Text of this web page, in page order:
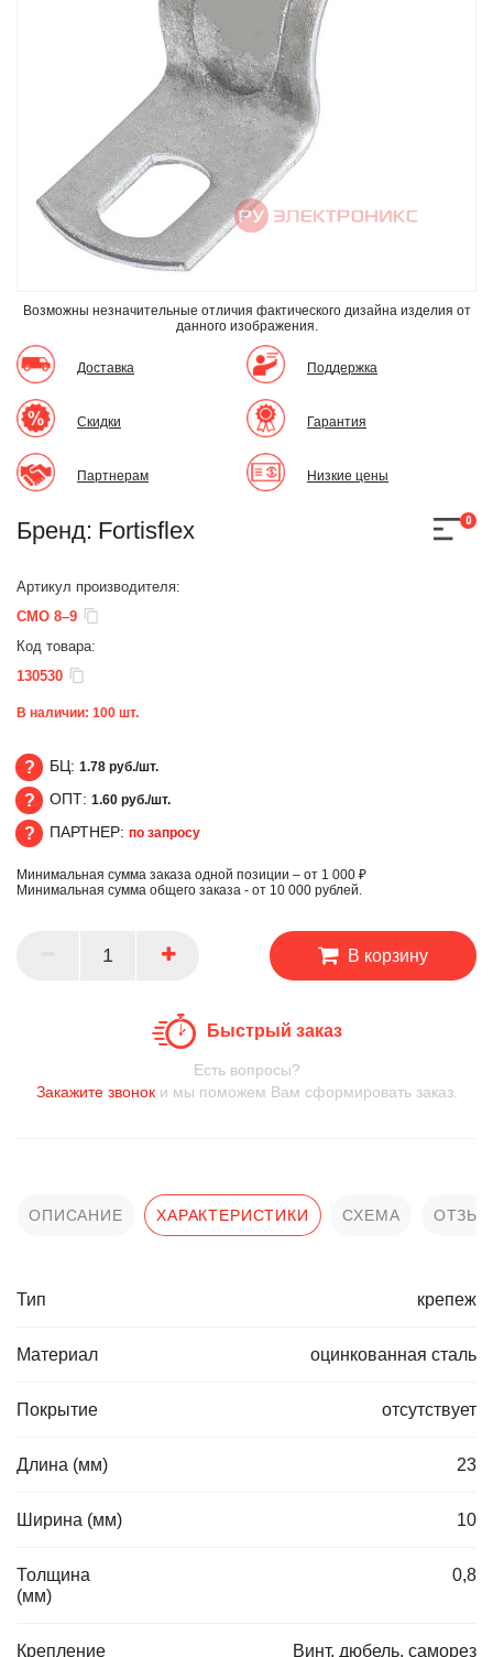
Возможны незначительные отличия фактического дизайна изделия от
данного изображения.
Доставка
Скидки
Партнерам
Поддержка
Гарантия
Низкие цены
Бренд: Fortisflex 0
Артикул производителя:
СМО 8–9
Код товара:
130530
В наличии: 100 шт.
БЦ
БЦ: 1.78 руб./шт.
ОПТ
ОПТ: 1.60 руб./шт.
ПАРТНЕР
ПАРТНЕР: по запросу
Минимальная сумма заказа одной позиции – от 1 000 ₽
Минимальная сумма общего заказа - от 10 000 рублей.
В корзину
Быстрый заказ
Есть вопросы?
Закажите звоноки мы поможем Вам сформировать заказ.
ОПИСАНИЕ ХАРАКТЕРИСТИКИ СХЕМА
Тип крепеж
Материал оцинкованная сталь
Покрытие отсутствует
Длина (мм) 23
Ширина (мм) 10
Толщина
(мм)
0,8
Крепление Винт, дюбель, саморез